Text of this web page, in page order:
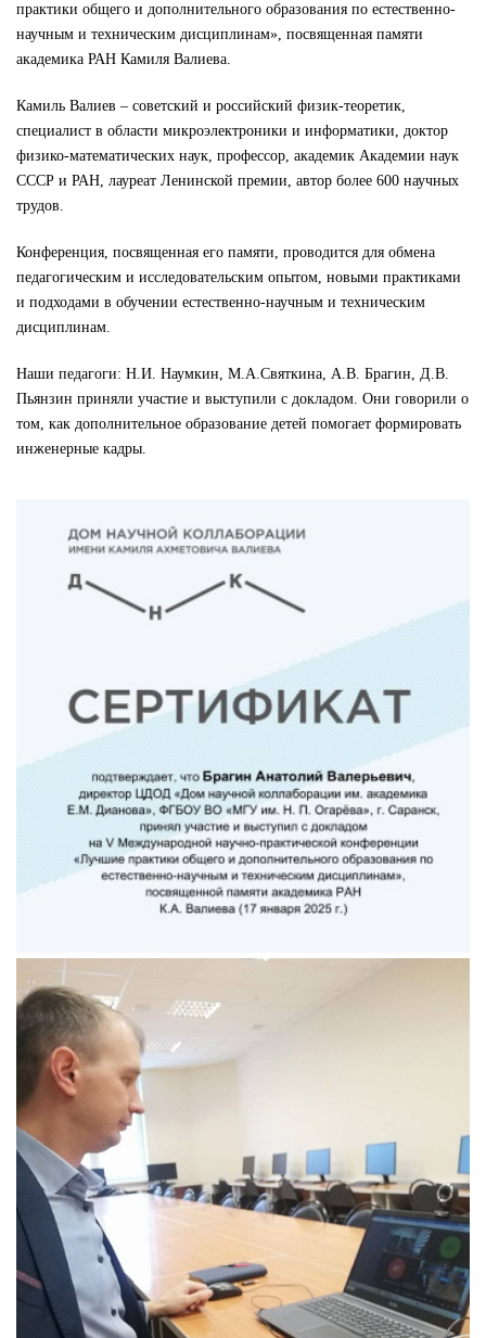
практики общего и дополнительного образования по естественно-
научным и техническим дисциплинам», посвященная памяти
академика РАН Камиля Валиева.
Камиль Валиев – советский и российский физик-теоретик,
специалист в области микроэлектроники и информатики, доктор
физико-математических наук, профессор, академик Академии наук
СССР и РАН, лауреат Ленинской премии, автор более 600 научных
трудов.
Конференция, посвященная его памяти, проводится для обмена
педагогическим и исследовательским опытом, новыми практиками
и подходами в обучении естественно-научным и техническим
дисциплинам.
Наши педагоги: Н.И. Наумкин, М.А.Святкина, А.В. Брагин, Д.В.
Пьянзин приняли участие и выступили с докладом. Они говорили о
том, как дополнительное образование детей помогает формировать
инженерные кадры.